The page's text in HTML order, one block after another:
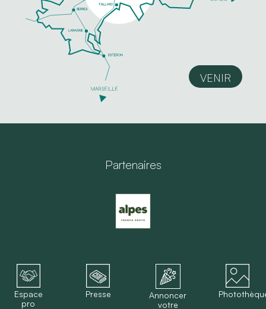
VENIR
Partenaires
Espace
pro
Presse
Annoncer
votre